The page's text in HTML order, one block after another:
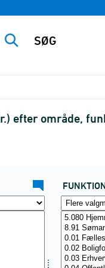
efter område,